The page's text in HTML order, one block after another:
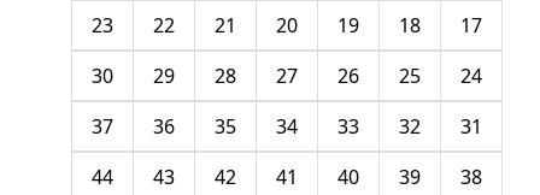
17
18
19
20
21
22
23
24
25
26
27
28
29
30
31
32
33
34
35
36
37
38
39
40
41
42
43
44